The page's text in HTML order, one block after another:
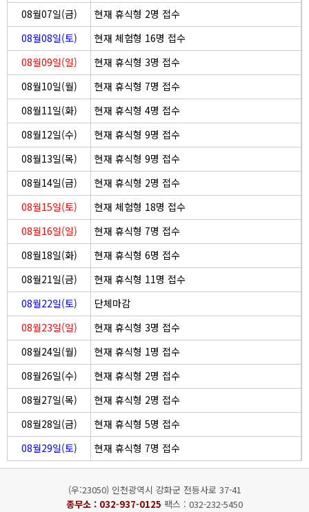
08월07일(금)
현재 휴식형 2명 접수
08월08일(토)
현재 체험형 16명 접수
08월09일(일)
현재 휴식형 3명 접수
08월10일(월)
현재 휴식형 7명 접수
08월11일(화)
현재 휴식형 4명 접수
08월12일(수)
현재 휴식형 9명 접수
08월13일(목)
현재 휴식형 9명 접수
08월14일(금)
현재 휴식형 2명 접수
08월15일(토)
현재 체험형 18명 접수
08월16일(일)
현재 휴식형 7명 접수
08월18일(화)
현재 휴식형 6명 접수
08월21일(금)
현재 휴식형 11명 접수
08월22일(토)
단체마감
08월23일(일)
현재 휴식형 3명 접수
08월24일(월)
현재 휴식형 1명 접수
08월26일(수)
현재 휴식형 2명 접수
08월27일(목)
현재 휴식형 2명 접수
08월28일(금)
현재 휴식형 5명 접수
08월29일(토)
현재 휴식형 7명 접수
(우:23050) 인천광역시 강화군 전등사로 37-41
종무소 : 032-937-0125 팩스 : 032-232-5450